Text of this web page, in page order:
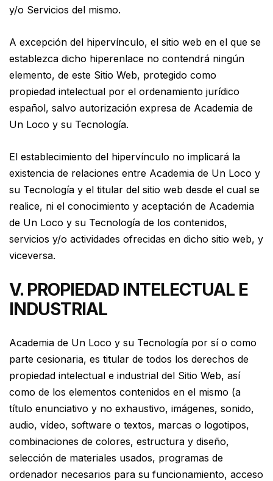
y/o Servicios del mismo.
A excepción del hipervínculo, el sitio web en el que se
establezca dicho hiperenlace no contendrá ningún
elemento, de este Sitio Web, protegido como
propiedad intelectual por el ordenamiento jurídico
español, salvo autorización expresa de Academia de
Un Loco y su Tecnología.
El establecimiento del hipervínculo no implicará la
existencia de relaciones entre Academia de Un Loco y
su Tecnología y el titular del sitio web desde el cual se
realice, ni el conocimiento y aceptación de Academia
de Un Loco y su Tecnología de los contenidos,
servicios y/o actividades ofrecidas en dicho sitio web, y
viceversa.
V. PROPIEDAD INTELECTUAL E
INDUSTRIAL
Academia de Un Loco y su Tecnología por sí o como
parte cesionaria, es titular de todos los derechos de
propiedad intelectual e industrial del Sitio Web, así
como de los elementos contenidos en el mismo (a
título enunciativo y no exhaustivo, imágenes, sonido,
audio, vídeo, software o textos, marcas o logotipos,
combinaciones de colores, estructura y diseño,
selección de materiales usados, programas de
ordenador necesarios para su funcionamiento, acceso